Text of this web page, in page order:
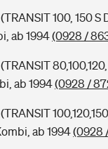
100, 150 S
ab 1994(0928 /
ab 1994(0928 /
ab 1994(0928